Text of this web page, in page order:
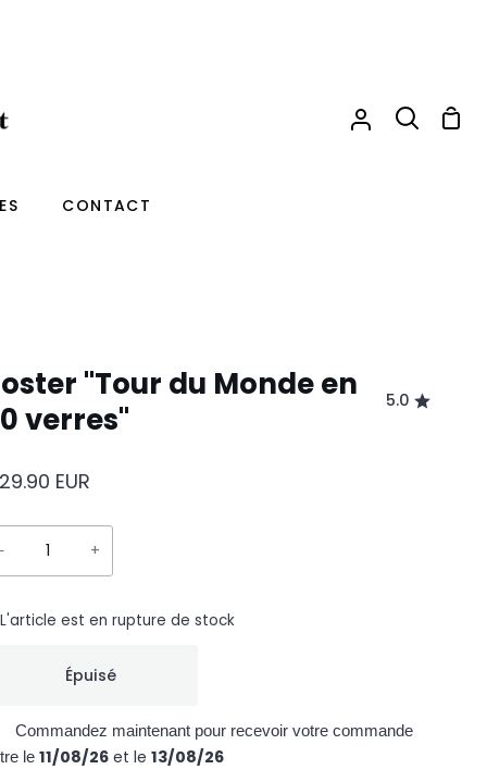
Mon
Recherche
CONTACT
"Tour du Monde en
verres"
5.0
EUR
+
L'article est en rupture de stock
Épuisé
Commandez maintenant pour recevoir votre commande
le 11/08/26 et le 13/08/26